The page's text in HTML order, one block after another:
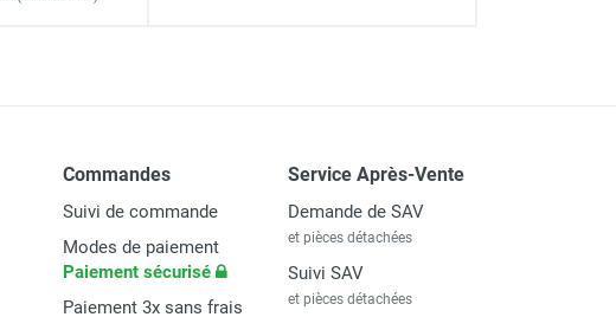
Commandes
Suivi de commande
Modes de paiement
Paiement sécurisé
Paiement 3x sans frais
Service Après-Vente
Demande de SAV
et pièces détachées
Suivi SAV
et pièces détachées